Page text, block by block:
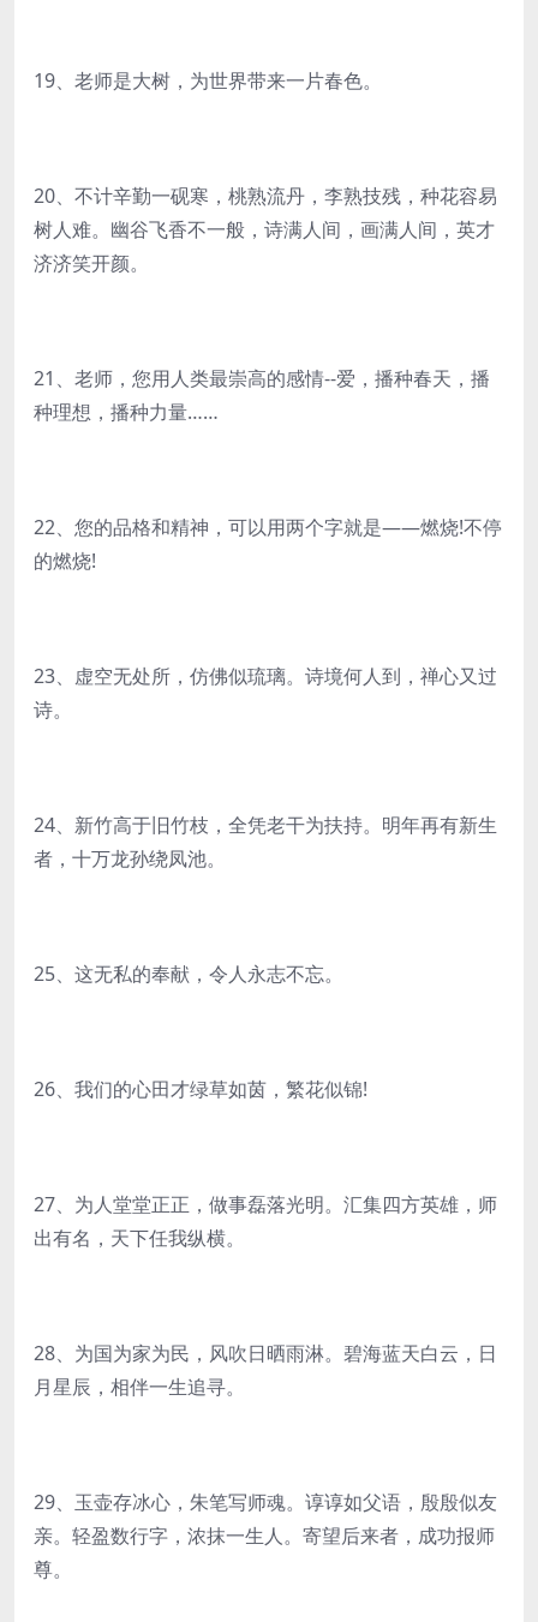
19、老师是大树，为世界带来一片春色。
20、不计辛勤一砚寒，桃熟流丹，李熟技残，种花容易
树人难。幽谷飞香不一般，诗满人间，画满人间，英才
济济笑开颜。
21、老师，您用人类最崇高的感情--爱，播种春天，播
种理想，播种力量……
22、您的品格和精神，可以用两个字就是——燃烧!不停
的燃烧!
23、虚空无处所，仿佛似琉璃。诗境何人到，禅心又过
诗。
24、新竹高于旧竹枝，全凭老干为扶持。明年再有新生
者，十万龙孙绕凤池。
25、这无私的奉献，令人永志不忘。
26、我们的心田才绿草如茵，繁花似锦!
27、为人堂堂正正，做事磊落光明。汇集四方英雄，师
出有名，天下任我纵横。
28、为国为家为民，风吹日晒雨淋。碧海蓝天白云，日
月星辰，相伴一生追寻。
29、玉壶存冰心，朱笔写师魂。谆谆如父语，殷殷似友
亲。轻盈数行字，浓抹一生人。寄望后来者，成功报师
尊。